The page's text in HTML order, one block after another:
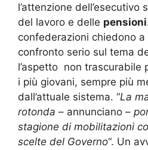
l’attenzione dell’esecutivo
del lavoro e delle pensioni
confederazioni chiedono a
confronto serio sul tema
l’aspetto non trascurabile
i più giovani, sempre più
dall’attuale sistema. “La
rotonda – annunciano –
stagione di mobilitazioni
scelte del Governo“. Un